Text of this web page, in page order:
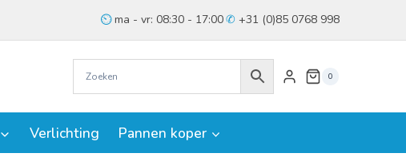
ma - vr: 08:30 - 17:00 +31 (0)85 0768 998
0
Verlichting Pannen koper